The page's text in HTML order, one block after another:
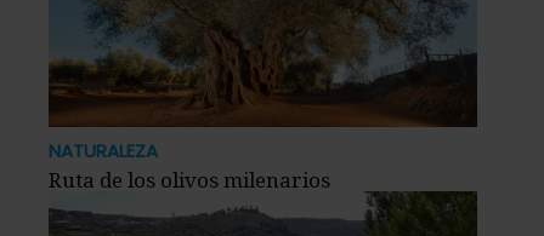
NATURALEZA
Ruta de los olivos milenarios